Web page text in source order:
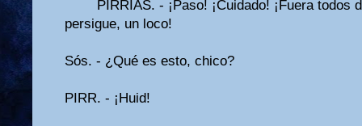
PIRRIAS. - ¡Paso! ¡Cuidado! ¡Fuera todos
persigue, un loco!
Sós. - ¿Qué es esto, chico?
PIRR. - ¡Huid!